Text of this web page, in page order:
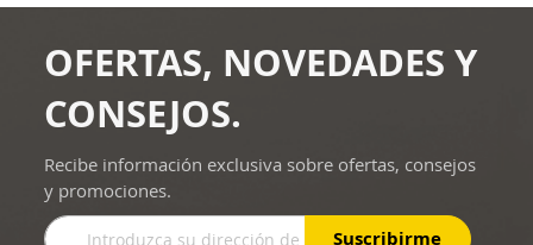
OFERTAS, NOVEDADES Y
CONSEJOS.
Recibe información exclusiva sobre ofertas, consejos
y promociones.
Inscríbase
Suscribirme